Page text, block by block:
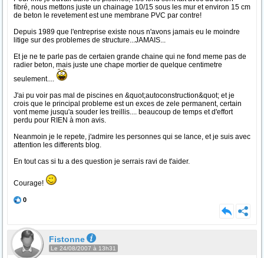
fibré, nous mettons juste un chainage 10/15 sous les mur et environ 15 cm
de beton le revetement est une membrane PVC par contre!
Depuis 1989 que l'entreprise existe nous n'avons jamais eu le moindre
litige sur des problemes de structure...JAMAIS...
Et je ne te parle pas de certaien grande chaine qui ne fond meme pas de
radier beton, mais juste une chape mortier de quelque centimetre
seulement....
J'ai pu voir pas mal de piscines en &quot;autoconstruction&quot; et je
crois que le principal probleme est un exces de zele permanent, certain
vont meme jusqu'a souder les treillis.... beaucoup de temps et d'effort
perdu pour RIEN à mon avis.
Neanmoin je le repete, j'admire les personnes qui se lance, et je suis avec
attention les differents blog.
En tout cas si tu a des question je serrais ravi de t'aider.
Courage!
0
Fistonne
Le 24/08/2007 à 13h31